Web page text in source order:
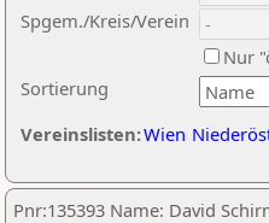
Sortierung
Spgem./Kreis/Verein
Nur
Vereinslisten:Wien
Pnr:135393 Name: David